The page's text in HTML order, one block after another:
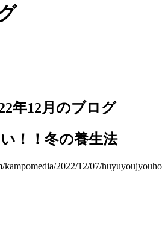
年12月のブログ
！！冬の養生法
kampomedia/2022/12/07/